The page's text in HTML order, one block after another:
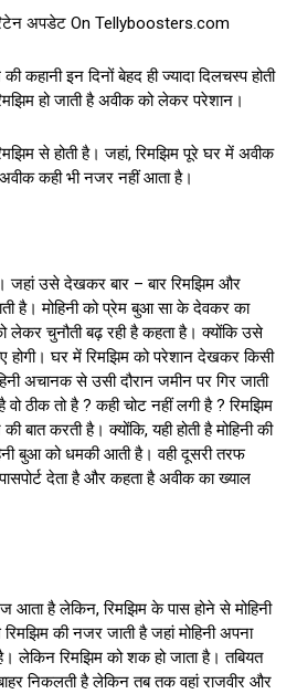
अपडेट On Tellyboosters.com
कहानी इन दिनों बेहद ही ज्यादा दिलचस्प होती
हो जाती है अवीक को लेकर परेशान।
से होती है। जहां, रिमझिम पूरे घर में अवीक
कही भी नजर नहीं आता है।
जहां उसे देखकर बार – बार रिमझिम और
है। मोहिनी को प्रेम बुआ सा के देवकर का
लेकर चुनौती बढ़ रही है कहता है। क्योंकि उसे
होगी। घर में रिमझिम को परेशान देखकर किसी
अचानक से उसी दौरान जमीन पर गिर जाती
ठीक तो है ? कही चोट नहीं लगी है ? रिमझिम
बात करती है। क्योंकि, यही होती है मोहिनी की
बुआ को धमकी आती है। वही दूसरी तरफ
देता है और कहता है अवीक का ख्याल
आता है लेकिन, रिमझिम के पास होने से मोहिनी
की नजर जाती है जहां मोहिनी अपना
लेकिन रिमझिम को शक हो जाता है। तबियत
निकलती है लेकिन तब तक वहां राजवीर और